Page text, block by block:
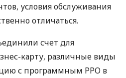
условия обслуживания
отличаться.
счет для
карту, различные виды
с программным РРО в